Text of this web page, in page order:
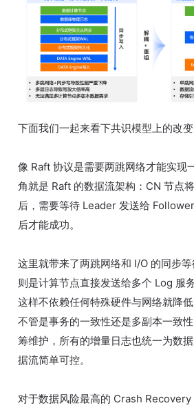
下面我们一起来看下共识模型上的改变
像 Raft 协议是需要两跳网络才能实现
角就是 Raft 的数据流架构：CN 节点
后，需要等待 Leader 发送给
后才能成功。
这里就带来了两跳网络和 I/O 的同步
则是计算节点直接发送给多个 Log 服
这样不依赖任何特殊硬件与网络就降
不管是事务的一致性还是多副本一致
筹维护，所有的增量日志也统一为数
据流简单可控。
对于数据风险最高的 Crash Recovery